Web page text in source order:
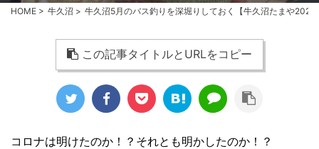
HOME > 牛久沼 > 牛久沼5月のバス釣りを深堀りしておく【牛久沼たまや2022
この記事タイトルとURLをコピー
コロナは明けたのか！？それとも明かしたのか！？